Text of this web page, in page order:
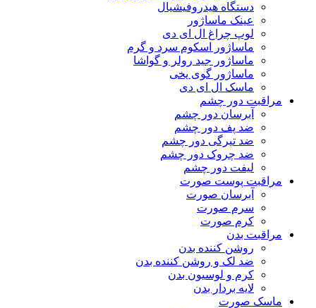
دستگاه هیدروفیشیال
عینک ماساژور
لوپ چراغ ال ای دی
ماساژور اسکوم سرد و گرم
ماساژور جید رولر و گواشا
ماساژور گوی یخی
ماسک ال ای دی
مراقبت دور چشم
آبرسان دور چشم
ضد پف دور چشم
ضد تیرگی دور چشم
ضد چروک دور چشم
لیفت دور چشم
مراقبت پوست صورت
آبرسان صورت
سرم صورت
کرم صورت
مراقبت بدن
روشن کننده بدن
ضد لک و روشن کننده بدن
کرم و لوسیون بدن
لایه بردار بدن
ماسک صورت